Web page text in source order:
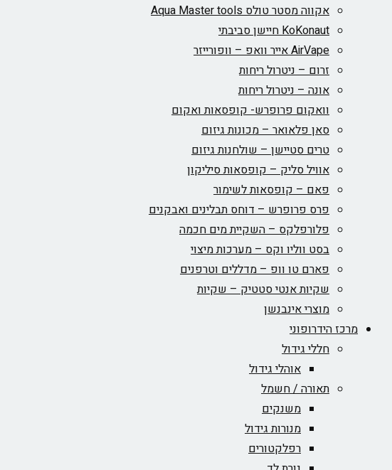
אקווה מסטר טולס Aqua Master tools
KoKonaut חיישן סביבתי
AirVape אייר וואפ – וופורייזר
זרום – ניטרול ריחות
אונה – ניטרול ריחות
וואקום פרופרש- קופסאות ואקום
סאן פלאואר – מכונות גיזום
טרים סטיישן – שולחנות גיזום
אוויל סליק – קופסאות סיליקון
פאם – קופסאות לשימור
פרס פרופרש – דוחס תבלינים ואבקנים
פלורפלקס – השקיית מים חכמה
בסט ווליו וקס – מערכות מיצוי
פארם טו וופ – מדללים וטרפנים
שקיות אנטי סטטיק – שקיות
מוצרי אינבנשן
מרכז הידרופוני
חללי גידול
אוהלי גידול
תאורה / חשמל
משנקים
מנורות גידול
רפלקטורים